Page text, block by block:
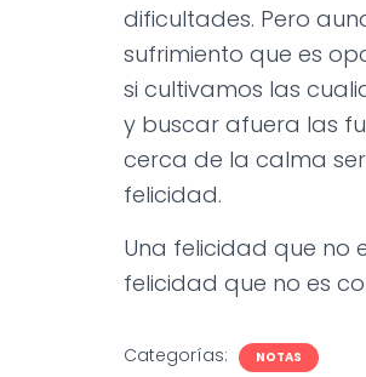
dificultades. Pero
sufrimiento que es
si cultivamos las
y buscar afuera las
cerca de la calma
felicidad.
Una felicidad que no
felicidad que no es
Categorías: NOTAS